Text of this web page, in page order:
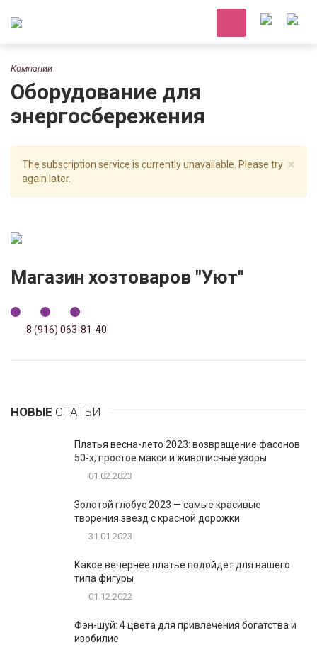
Компании
Оборудование для
энергосбережения
×
The subscription service is currently unavailable. Please try
again later.
Магазин хозтоваров "Уют"
8 (916) 063-81-40
НОВЫЕ СТАТЬИ
Платья весна-лето 2023: возвращение фасонов
50-х, простое макси и живописные узоры
01.02.2023
Золотой глобус 2023 — самые красивые
творения звезд с красной дорожки
31.01.2023
Какое вечернее платье подойдет для вашего
типа фигуры
01.12.2022
Фэн-шуй: 4 цвета для привлечения богатства и
изобилие